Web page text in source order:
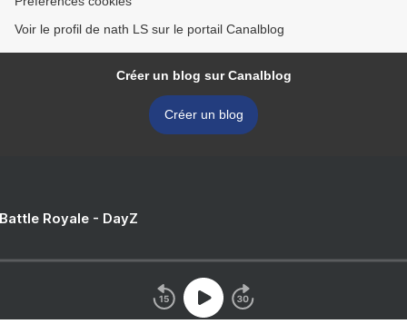
Voir le profil de nath LS sur le portail Canalblog
Créer un blog sur Canalblog
Créer un blog
Royale - DayZ